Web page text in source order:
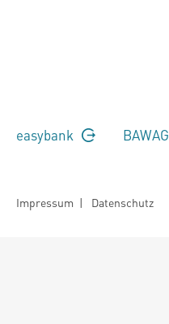
easybank BAWAG
Impressum | Datenschutz